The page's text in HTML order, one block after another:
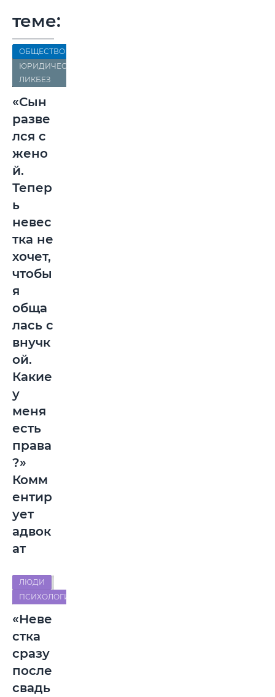
теме:
ОБЩЕСТВО
ЮРИДИЧЕСКИЙ
ЛИКБЕЗ
«Сын
разве
лся с
жено
й.
Тепер
ь
невес
тка не
хочет,
чтобы
я
обща
лась с
внучк
ой.
Какие
у
меня
есть
права
?»
Комм
ентир
ует
адвок
ат
ЛЮДИ
ПСИХОЛОГИЯ
«Неве
стка
сразу
после
свадь